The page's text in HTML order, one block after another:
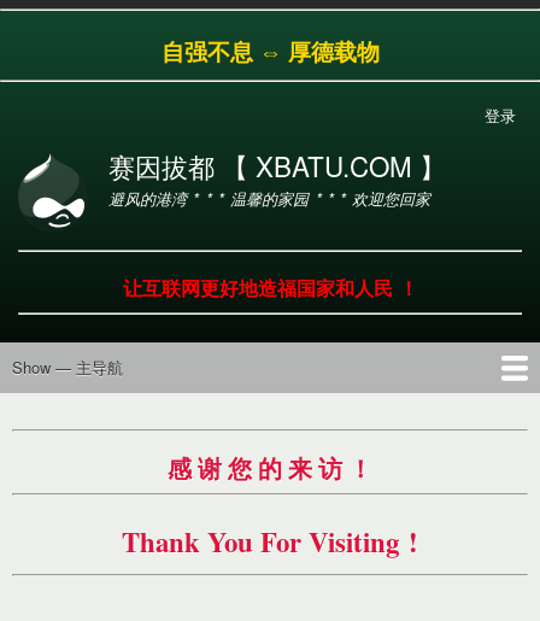
转
到
内
容
自强不息 ⇔ 厚德载物
户
登录
赛因拔都 【 XBATU.COM 】
避风的港湾 * * * 温馨的家园 * * * 欢迎您回家
让互联网更好地造福国家和人民 ！
主
航
Show — 主导航
感 谢 您 的 来 访 ！
Thank You For Visiting !